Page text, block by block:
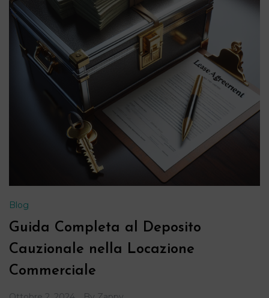
Blog
Guida Completa al Deposito
Cauzionale nella Locazione
Commerciale